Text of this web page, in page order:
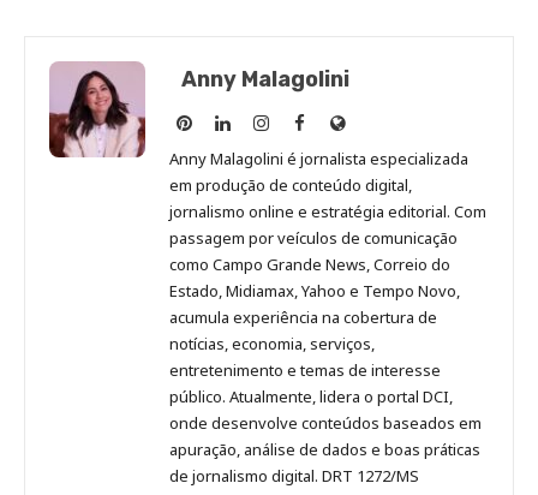
Anny Malagolini
Anny
Malagolini
no
Pinterest
Anny
Malagolini
no
LinkedIn
Anny
Malagolini
no
Instagram
Anny
Malagolini
no
Facebook
Site
de
Anny
Malagolini
Anny Malagolini é jornalista especializada
em produção de conteúdo digital,
jornalismo online e estratégia editorial. Com
passagem por veículos de comunicação
como Campo Grande News, Correio do
Estado, Midiamax, Yahoo e Tempo Novo,
acumula experiência na cobertura de
notícias, economia, serviços,
entretenimento e temas de interesse
público. Atualmente, lidera o portal DCI,
onde desenvolve conteúdos baseados em
apuração, análise de dados e boas práticas
de jornalismo digital. DRT 1272/MS